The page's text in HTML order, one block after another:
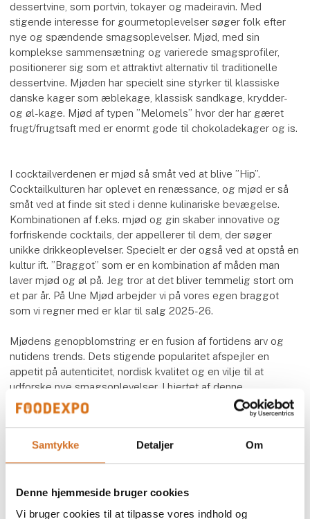
Samtykke Detaljer Om
Denne hjemmeside bruger cookies
Vi bruger cookies til at tilpasse vores indhold og
dessertvine, som portvin, tokayer og madeiravin. Med
stigende interesse for gourmetoplevelser søger folk efter
nye og spændende smagsoplevelser. Mjød, med sin
komplekse sammensætning og varierede smagsprofiler,
positionerer sig som et attraktivt alternativ til traditionelle
dessertvine. Mjøden har specielt sine styrker til klassiske
danske kager som æblekage, klassisk sandkage, krydder-
og øl-kage. Mjød af typen ”Melomels” hvor der har gæret
frugt/frugtsaft med er enormt gode til chokoladekager og is.
I cocktailverdenen er mjød så småt ved at blive ”Hip”.
Cocktailkulturen har oplevet en renæssance, og mjød er så
småt ved at finde sit sted i denne kulinariske bevægelse.
Kombinationen af f.eks. mjød og gin skaber innovative og
forfriskende cocktails, der appellerer til dem, der søger
unikke drikkeoplevelser. Specielt er der også ved at opstå en
kultur ift. ”Braggot” som er en kombination af måden man
laver mjød og øl på. Jeg tror at det bliver temmelig stort om
et par år. På Une Mjød arbejder vi på vores egen braggot
som vi regner med er klar til salg 2025-26.
Mjødens genopblomstring er en fusion af fortidens arv og
nutidens trends. Dets stigende popularitet afspejler en
appetit på autenticitet, nordisk kvalitet og en vilje til at
udforske nye smagsoplevelser. I hjertet af denne
bevægelse er mjød ikke blot en drik, men en fortælling om
tradition, nysgerrighed og den nordiske sjæl, der lever videre
Kom og smag på stand H6078 på FoodExpo24, hvor både